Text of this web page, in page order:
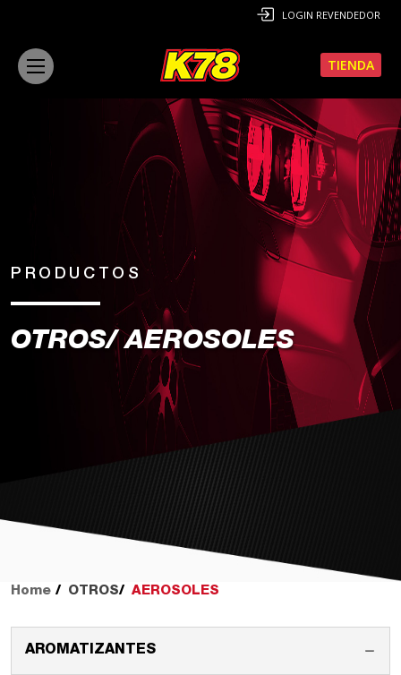
LOGIN REVENDEDOR
TIENDA
PRODUCTOS
OTROS/ AEROSOLES
Home OTROS AEROSOLES
AROMATIZANTES